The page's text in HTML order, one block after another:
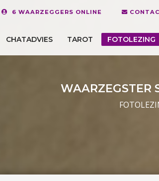
6 WAARZEGGERS ONLINE
CHATADVIES TAROT FOTOLEZING
WAARZEGSTER